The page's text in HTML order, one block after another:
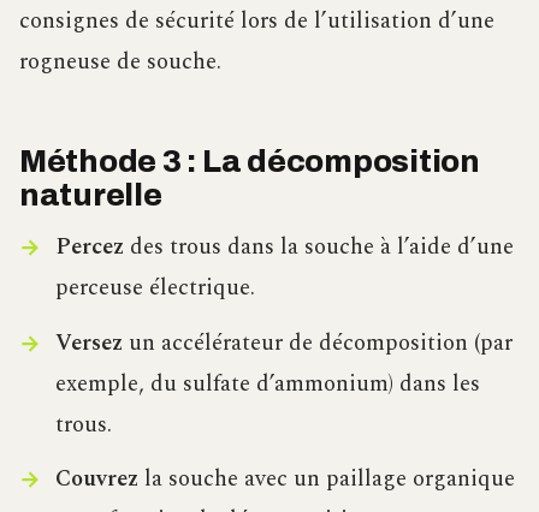
consignes de sécurité lors de l’utilisation d’une
rogneuse de souche.
Méthode 3 : La décomposition
naturelle
Percez des trous dans la souche à l’aide d’une
perceuse électrique.
Versez un accélérateur de décomposition (par
exemple, du sulfate d’ammonium) dans les
trous.
Couvrez la souche avec un paillage organique